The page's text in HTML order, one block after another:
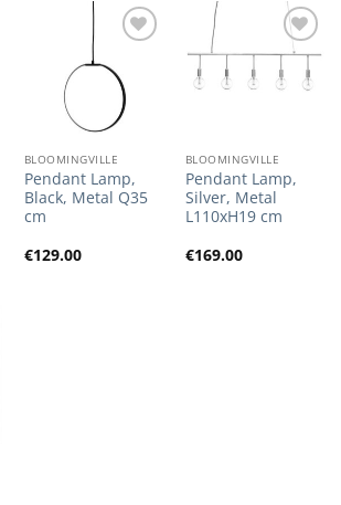
soovilisti
BLOOMINGVILLE
Pendant Lamp,
Black, Metal Q35
cm
€129.00
Lisa
soovilisti
BLOOMINGVILLE
Pendant Lamp,
Silver, Metal
L110xH19 cm
€169.00